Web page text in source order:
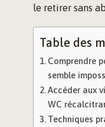
le retirer sans
Table des
Comprendre
semble
Accéder aux
WC
Techniques